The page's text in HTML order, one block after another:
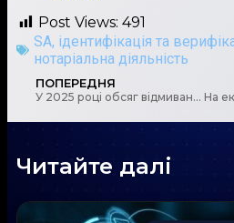
Post Views: 491
SA, ідентифікація та
нотаріальна діяльність
ПОПЕРЕДНЯ
У 2025 році обсяг відмивання коштів через криптовалюти перевищив $82 млрд
Читайте далі